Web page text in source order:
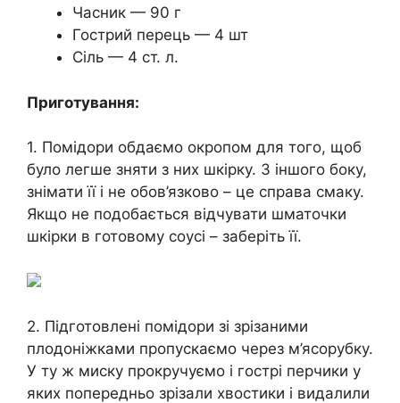
Часник — 90 г
Гострий перець — 4 шт
Сіль — 4 ст. л.
Приготування:
1. Помідори обдаємо окропом для того, щоб
було легше зняти з них шкірку. З іншого боку,
знімати її і не обов’язково – це справа смаку.
Якщо не подобається відчувати шматочки
шкірки в готовому соусі – заберіть її.
2. Підготовлені помідори зі зрізаними
плодоніжками пропускаємо через м’ясорубку.
У ту ж миску прокручуємо і гострі перчики у
яких попередньо зрізали хвостики і видалили